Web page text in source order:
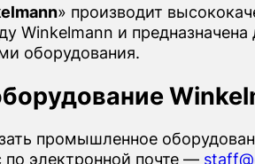
» производит
Winkelmann и
оборудования.
промышленное
по электронной почте —